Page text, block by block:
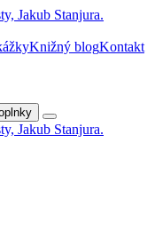
Knižný blogKontakt